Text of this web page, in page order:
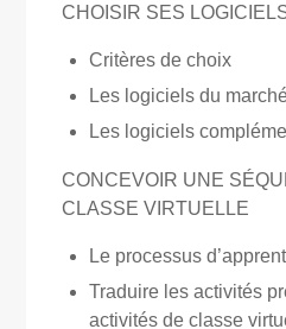
CHOISIR SES
Critères de choix
Les logiciels du
Les logiciels
CONCEVOIR UNE
CLASSE VIRTUELLE
Le processus
Traduire les activités
activités de classe